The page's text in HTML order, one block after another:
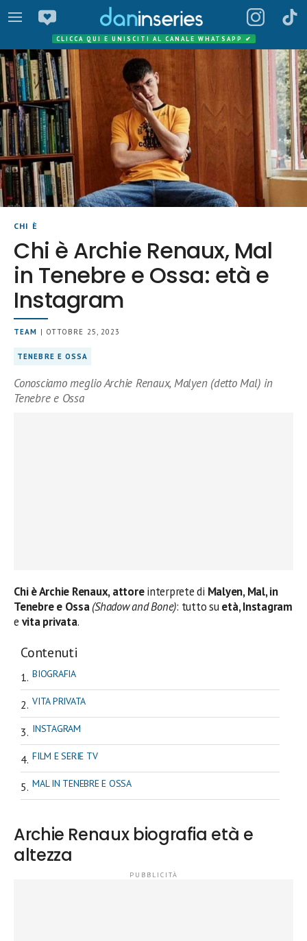
CLICCA QUI E UNISCITI AL CANALE WHATSAPP ✔
CHI È
Chi è Archie Renaux, Mal
in Tenebre e Ossa: età e
Instagram
TEAM | OTTOBRE 25, 2023
TENEBRE E OSSA
Conosciamo meglio Archie Renaux, Malyen (detto Mal) in
Tenebre e Ossa
Chi è Archie Renaux, attoreinterprete di Malyen, Mal, in
Tenebre e Ossa(Shadow and Bone): tutto suetà, Instagram
e vita privata.
Contenuti
BIOGRAFIA
VITA PRIVATA
INSTAGRAM
FILM E SERIE TV
MAL IN TENEBRE E OSSA
Archie Renaux biografia età e
altezza